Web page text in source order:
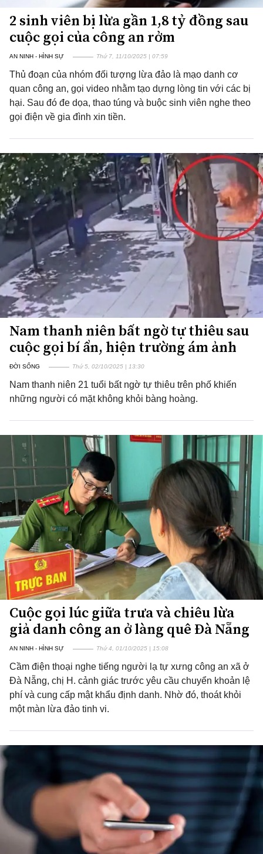
2 sinh viên bị lừa gần 1,8 tỷ đồng sau
cuộc gọi của công an rởm
AN NINH - HÌNH SỰ Thứ 7, 11/10/2025 | 07:59
Thủ đoạn của nhóm đối tượng lừa đảo là mạo danh cơ
quan công an, gọi video nhằm tạo dựng lòng tin với các bị
hại. Sau đó đe dọa, thao túng và buộc sinh viên nghe theo
gọi điện về gia đình xin tiền.
Nam thanh niên bất ngờ tự thiêu sau
cuộc gọi bí ẩn, hiện trường ám ảnh
ĐỜI SỐNG Thứ 5, 02/10/2025 | 13:30
Nam thanh niên 21 tuổi bất ngờ tự thiêu trên phố khiến
những người có mặt không khỏi bàng hoàng.
Cuộc gọi lúc giữa trưa và chiêu lừa
giả danh công an ở làng quê Đà Nẵng
AN NINH - HÌNH SỰ Thứ 4, 01/10/2025 | 15:08
Cầm điện thoại nghe tiếng người lạ tự xưng công an xã ở
Đà Nẵng, chị H. cảnh giác trước yêu cầu chuyển khoản lệ
phí và cung cấp mật khẩu định danh. Nhờ đó, thoát khỏi
một màn lừa đảo tinh vi.